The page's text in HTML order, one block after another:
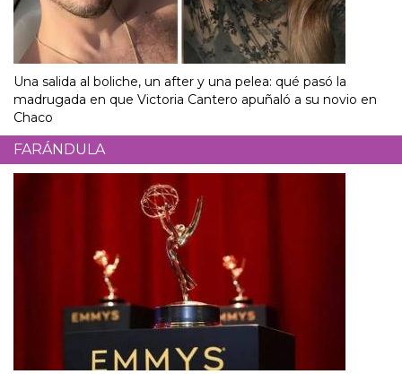
Una salida al boliche, un after y una pelea: qué pasó la
madrugada en que Victoria Cantero apuñaló a su novio en
Chaco
FARÁNDULA